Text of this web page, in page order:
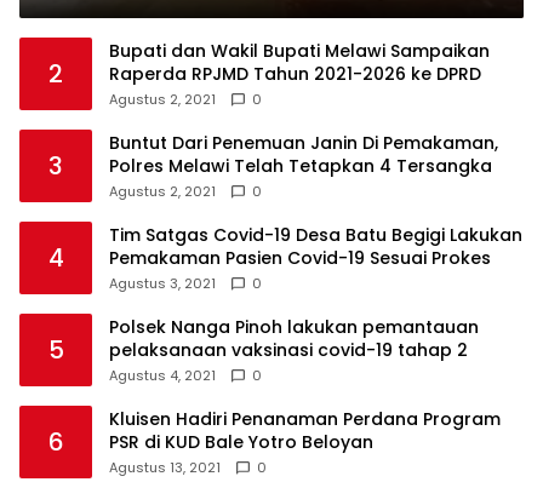
2
Bupati dan Wakil Bupati Melawi Sampaikan
Raperda RPJMD Tahun 2021-2026 ke DPRD
Agustus 2, 2021 0
3
Buntut Dari Penemuan Janin Di Pemakaman,
Polres Melawi Telah Tetapkan 4 Tersangka
Agustus 2, 2021 0
4
Tim Satgas Covid-19 Desa Batu Begigi Lakukan
Pemakaman Pasien Covid-19 Sesuai Prokes
Agustus 3, 2021 0
5
Polsek Nanga Pinoh lakukan pemantauan
pelaksanaan vaksinasi covid-19 tahap 2
Agustus 4, 2021 0
6
Kluisen Hadiri Penanaman Perdana Program
PSR di KUD Bale Yotro Beloyan
Agustus 13, 2021 0